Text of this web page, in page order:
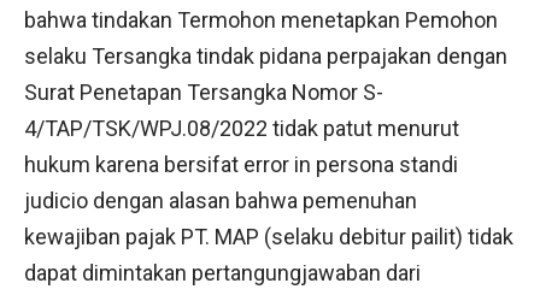
bahwa tindakan Termohon menetapkan Pemohon
selaku Tersangka tindak pidana perpajakan dengan
Surat Penetapan Tersangka Nomor S-
4/TAP/TSK/WPJ.08/2022 tidak patut menurut
hukum karena bersifat error in persona standi
judicio dengan alasan bahwa pemenuhan
kewajiban pajak PT. MAP (selaku debitur pailit) tidak
dapat dimintakan pertangungjawaban dari